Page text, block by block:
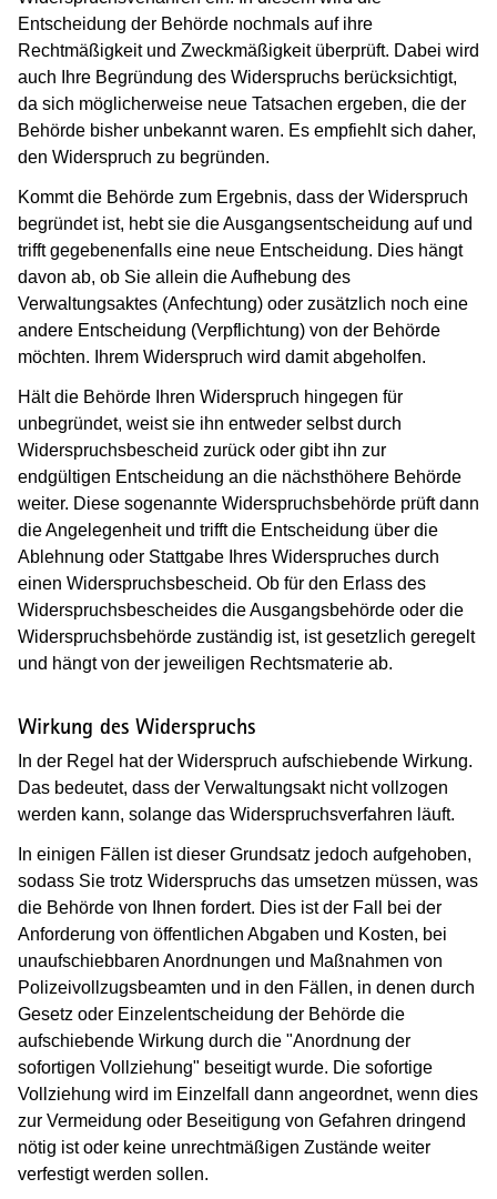
Entscheidung der Behörde nochmals auf ihre
Rechtmäßigkeit und Zweckmäßigkeit überprüft. Dabei wird
auch Ihre Begründung des Widerspruchs berücksichtigt,
da sich möglicherweise neue Tatsachen ergeben, die der
Behörde bisher unbekannt waren. Es empfiehlt sich daher,
den Widerspruch zu begründen.
Kommt die Behörde zum Ergebnis, dass der Widerspruch
begründet ist, hebt sie die Ausgangsentscheidung auf und
trifft gegebenenfalls eine neue Entscheidung. Dies hängt
davon ab, ob Sie allein die Aufhebung des
Verwaltungsaktes (Anfechtung) oder zusätzlich noch eine
andere Entscheidung (Verpflichtung) von der Behörde
möchten. Ihrem Widerspruch wird damit abgeholfen.
Hält die Behörde Ihren Widerspruch hingegen für
unbegründet, weist sie ihn entweder selbst durch
Widerspruchsbescheid zurück oder gibt ihn zur
endgültigen Entscheidung an die nächsthöhere Behörde
weiter. Diese sogenannte Widerspruchsbehörde prüft dann
die Angelegenheit und trifft die Entscheidung über die
Ablehnung oder Stattgabe Ihres Widerspruches durch
einen Widerspruchsbescheid. Ob für den Erlass des
Widerspruchsbescheides die Ausgangsbehörde oder die
Widerspruchsbehörde zuständig ist, ist gesetzlich geregelt
und hängt von der jeweiligen Rechtsmaterie ab.
Wirkung des Widerspruchs
In der Regel hat der Widerspruch aufschiebende Wirkung.
Das bedeutet, dass der Verwaltungsakt nicht vollzogen
werden kann, solange das Widerspruchsverfahren läuft.
In einigen Fällen ist dieser Grundsatz jedoch aufgehoben,
sodass Sie trotz Widerspruchs das umsetzen müssen, was
die Behörde von Ihnen fordert. Dies ist der Fall bei der
Anforderung von öffentlichen Abgaben und Kosten, bei
unaufschiebbaren Anordnungen und Maßnahmen von
Polizeivollzugsbeamten und in den Fällen, in denen durch
Gesetz oder Einzelentscheidung der Behörde die
aufschiebende Wirkung durch die "Anordnung der
sofortigen Vollziehung" beseitigt wurde. Die sofortige
Vollziehung wird im Einzelfall dann angeordnet, wenn dies
zur Vermeidung oder Beseitigung von Gefahren dringend
nötig ist oder keine unrechtmäßigen Zustände weiter
verfestigt werden sollen.